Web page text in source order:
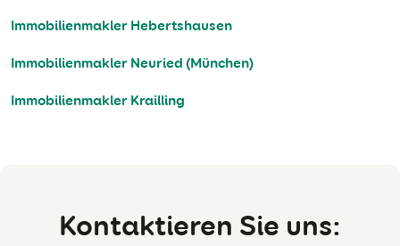
Immobilienmakler Hebertshausen
Immobilienmakler Neuried (München)
Immobilienmakler Krailling
Kontaktieren Sie uns: